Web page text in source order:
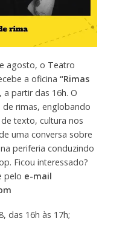
agosto, o Teatro
a oficina “Rimas
partir das 16h. O
rimas, englobando
texto, cultura nos
uma conversa sobre
periferia conduzindo
Ficou interessado?
pelo e-mail
das 16h às 17h;